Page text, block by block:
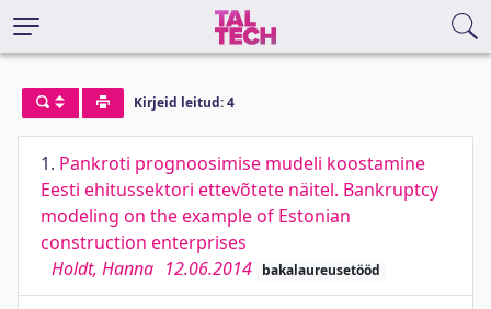
Kirjeid leitud: 4
1. Pankroti prognoosimise mudeli koostamine
Eesti ehitussektori ettevõtete näitel. Bankruptcy
modeling on the example of Estonian
construction enterprises
Holdt, Hanna 12.06.2014 bakalaureusetööd